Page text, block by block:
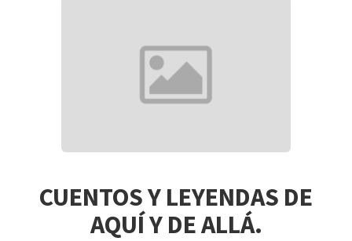
CUENTOS Y LEYENDAS DE
AQUÍ Y DE ALLÁ.